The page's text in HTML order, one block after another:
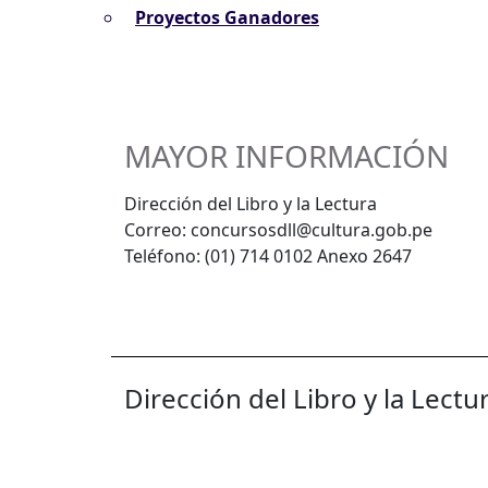
Proyectos Ganadores
MAYOR INFORMACIÓN
Dirección del Libro y la Lectura
Correo: concursosdll@cultura.gob.pe
Teléfono: (01) 714 0102 Anexo 2647
Dirección del Libro y la